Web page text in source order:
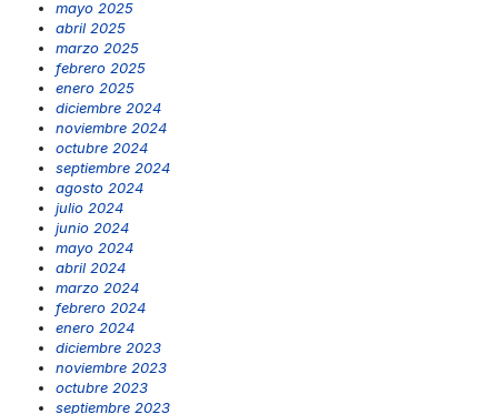
mayo 2025
abril 2025
marzo 2025
febrero 2025
enero 2025
diciembre 2024
noviembre 2024
octubre 2024
septiembre 2024
agosto 2024
julio 2024
junio 2024
mayo 2024
abril 2024
marzo 2024
febrero 2024
enero 2024
diciembre 2023
noviembre 2023
octubre 2023
septiembre 2023